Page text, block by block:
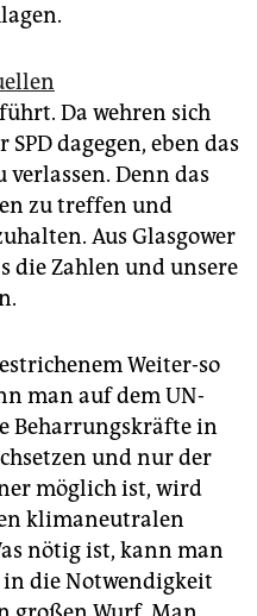
führt. Da wehren sich
dagegen, eben das
Denn das
zu treffen und
Aus Glasgower
die Zahlen und unsere
Weiter-so
man auf dem UN-
Beharrungskräfte in
und nur der
möglich ist, wird
klimaneutralen
nötig ist, kann man
die Notwendigkeit